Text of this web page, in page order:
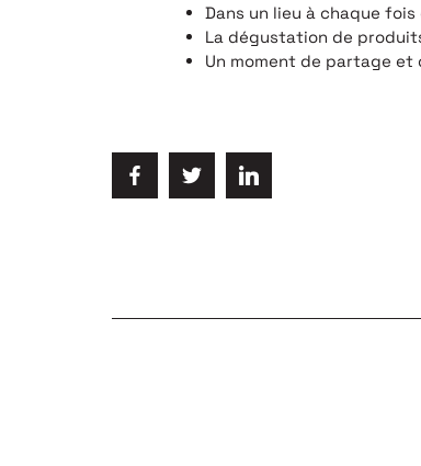
Dans un lieu à chaque
La dégustation de
Un moment de partage et